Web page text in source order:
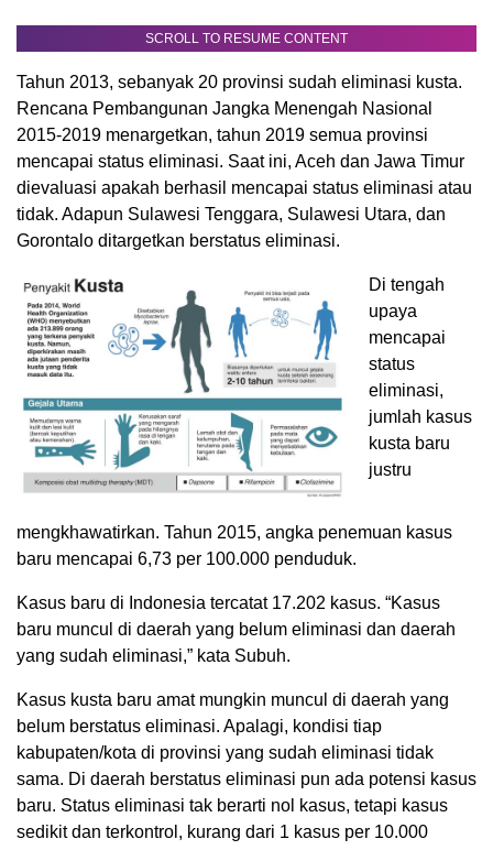
SCROLL TO RESUME CONTENT
Tahun 2013, sebanyak 20 provinsi sudah eliminasi kusta.
Rencana Pembangunan Jangka Menengah Nasional
2015-2019 menargetkan, tahun 2019 semua provinsi
mencapai status eliminasi. Saat ini, Aceh dan Jawa Timur
dievaluasi apakah berhasil mencapai status eliminasi atau
tidak. Adapun Sulawesi Tenggara, Sulawesi Utara, dan
Gorontalo ditargetkan berstatus eliminasi.
Di tengah
upaya
mencapai
status
eliminasi,
jumlah kasus
kusta baru
justru
mengkhawatirkan. Tahun 2015, angka penemuan kasus
baru mencapai 6,73 per 100.000 penduduk.
Kasus baru di Indonesia tercatat 17.202 kasus. “Kasus
baru muncul di daerah yang belum eliminasi dan daerah
yang sudah eliminasi,” kata Subuh.
Kasus kusta baru amat mungkin muncul di daerah yang
belum berstatus eliminasi. Apalagi, kondisi tiap
kabupaten/kota di provinsi yang sudah eliminasi tidak
sama. Di daerah berstatus eliminasi pun ada potensi kasus
baru. Status eliminasi tak berarti nol kasus, tetapi kasus
sedikit dan terkontrol, kurang dari 1 kasus per 10.000